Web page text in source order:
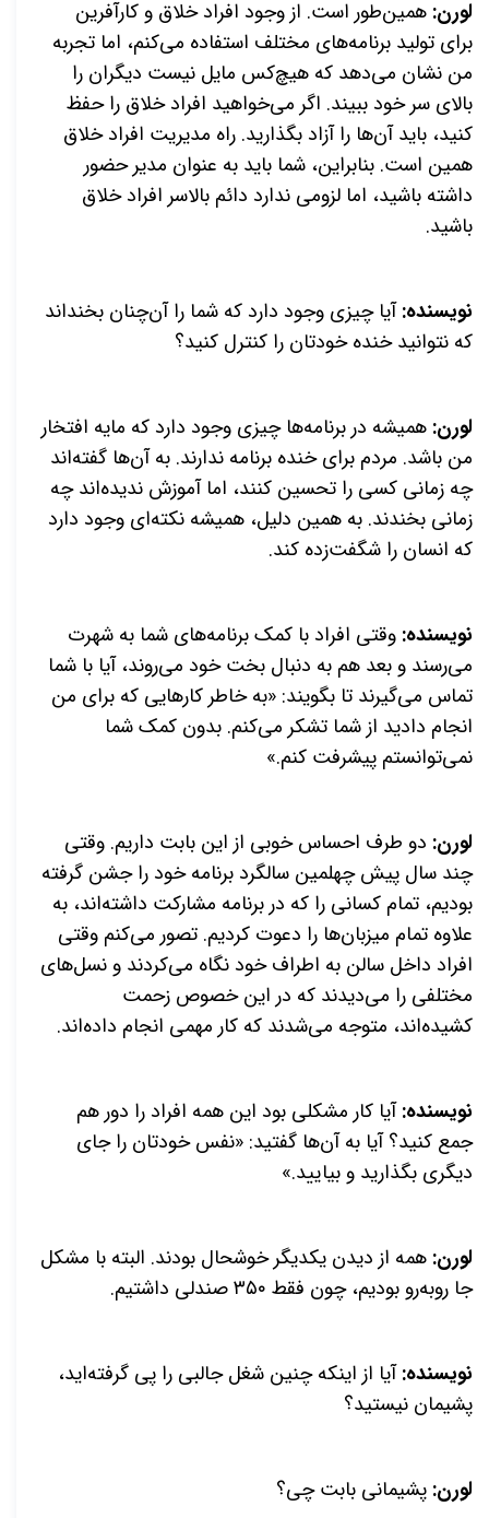
لورن: همین‌طور است. از وجود افراد خلاق و کارآفرین
برای تولید برنامه‌های مختلف استفاده می‌کنم، اما تجربه
من نشان می‌دهد که هیچ‌کس مایل نیست دیگران را
بالای سر خود ببیند. اگر می‌خواهید افراد خلاق را حفظ
کنید، باید آن‌ها را آزاد بگذارید. راه مدیریت افراد خلاق
همین است. بنابراین، شما باید به عنوان مدیر حضور
داشته باشید، اما لزومی ندارد دائم بالاسر افراد خلاق
باشید.
نویسنده:آیا چیزی وجود دارد که شما را آن‌چنان بخنداند
که نتوانید خنده خودتان را کنترل کنید؟
لورن: همیشه در برنامه‌ها چیزی وجود دارد که مایه افتخار
من باشد. مردم برای خنده برنامه ندارند. به آن‌ها گفته‌اند
چه زمانی کسی را تحسین کنند، اما آموزش ندیده‌اند چه
زمانی بخندند. به همین دلیل، همیشه نکته‌ای وجود دارد
که انسان را شگفت‌زده کند.
نویسنده: وقتی افراد با کمک برنامه‌های شما به شهرت
می‌رسند و بعد هم به دنبال بخت خود می‌روند، آیا با شما
تماس می‌گیرند تا بگویند: «به خاطر کارهایی که برای من
انجام دادید از شما تشکر می‌کنم. بدون کمک شما
نمی‌توانستم پیشرفت کنم.»
لورن: دو طرف احساس خوبی از این بابت داریم. وقتی
چند سال پیش چهلمین سالگرد برنامه خود را جشن گرفته
بودیم، تمام کسانی را که در برنامه مشارکت داشته‌اند، به
علاوه تمام میزبان‌ها را دعوت کردیم. تصور می‌کنم وقتی
افراد داخل سالن به اطراف خود نگاه می‌کردند و نسل‌های
مختلفی را می‌دیدند که در این خصوص زحمت
کشیده‌اند، متوجه می‌شدند که کار مهمی انجام داده‌اند.
نویسنده:آیا کار مشکلی بود این همه افراد را دور هم
جمع کنید؟ آیا به آن‌ها گفتید: «نفس خودتان را جای
دیگری بگذارید و بیایید.»
لورن: همه از دیدن یکدیگر خوشحال بودند. البته با مشکل
جا روبه‌رو بودیم، چون فقط ۳۵۰ صندلی داشتیم.
نویسنده:آیا از اینکه چنین شغل جالبی را پی گرفته‌اید،
پشیمان نیستید؟
لورن: پشیمانی بابت چی؟